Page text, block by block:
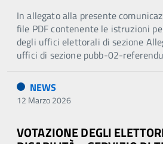
In allegato alla presente
file PDF contenente le istruzioni
degli uffici elettorali di sezione
uffici di sezione pubb-02-
NEWS
12 Marzo 2026
VOTAZIONE DEGLI